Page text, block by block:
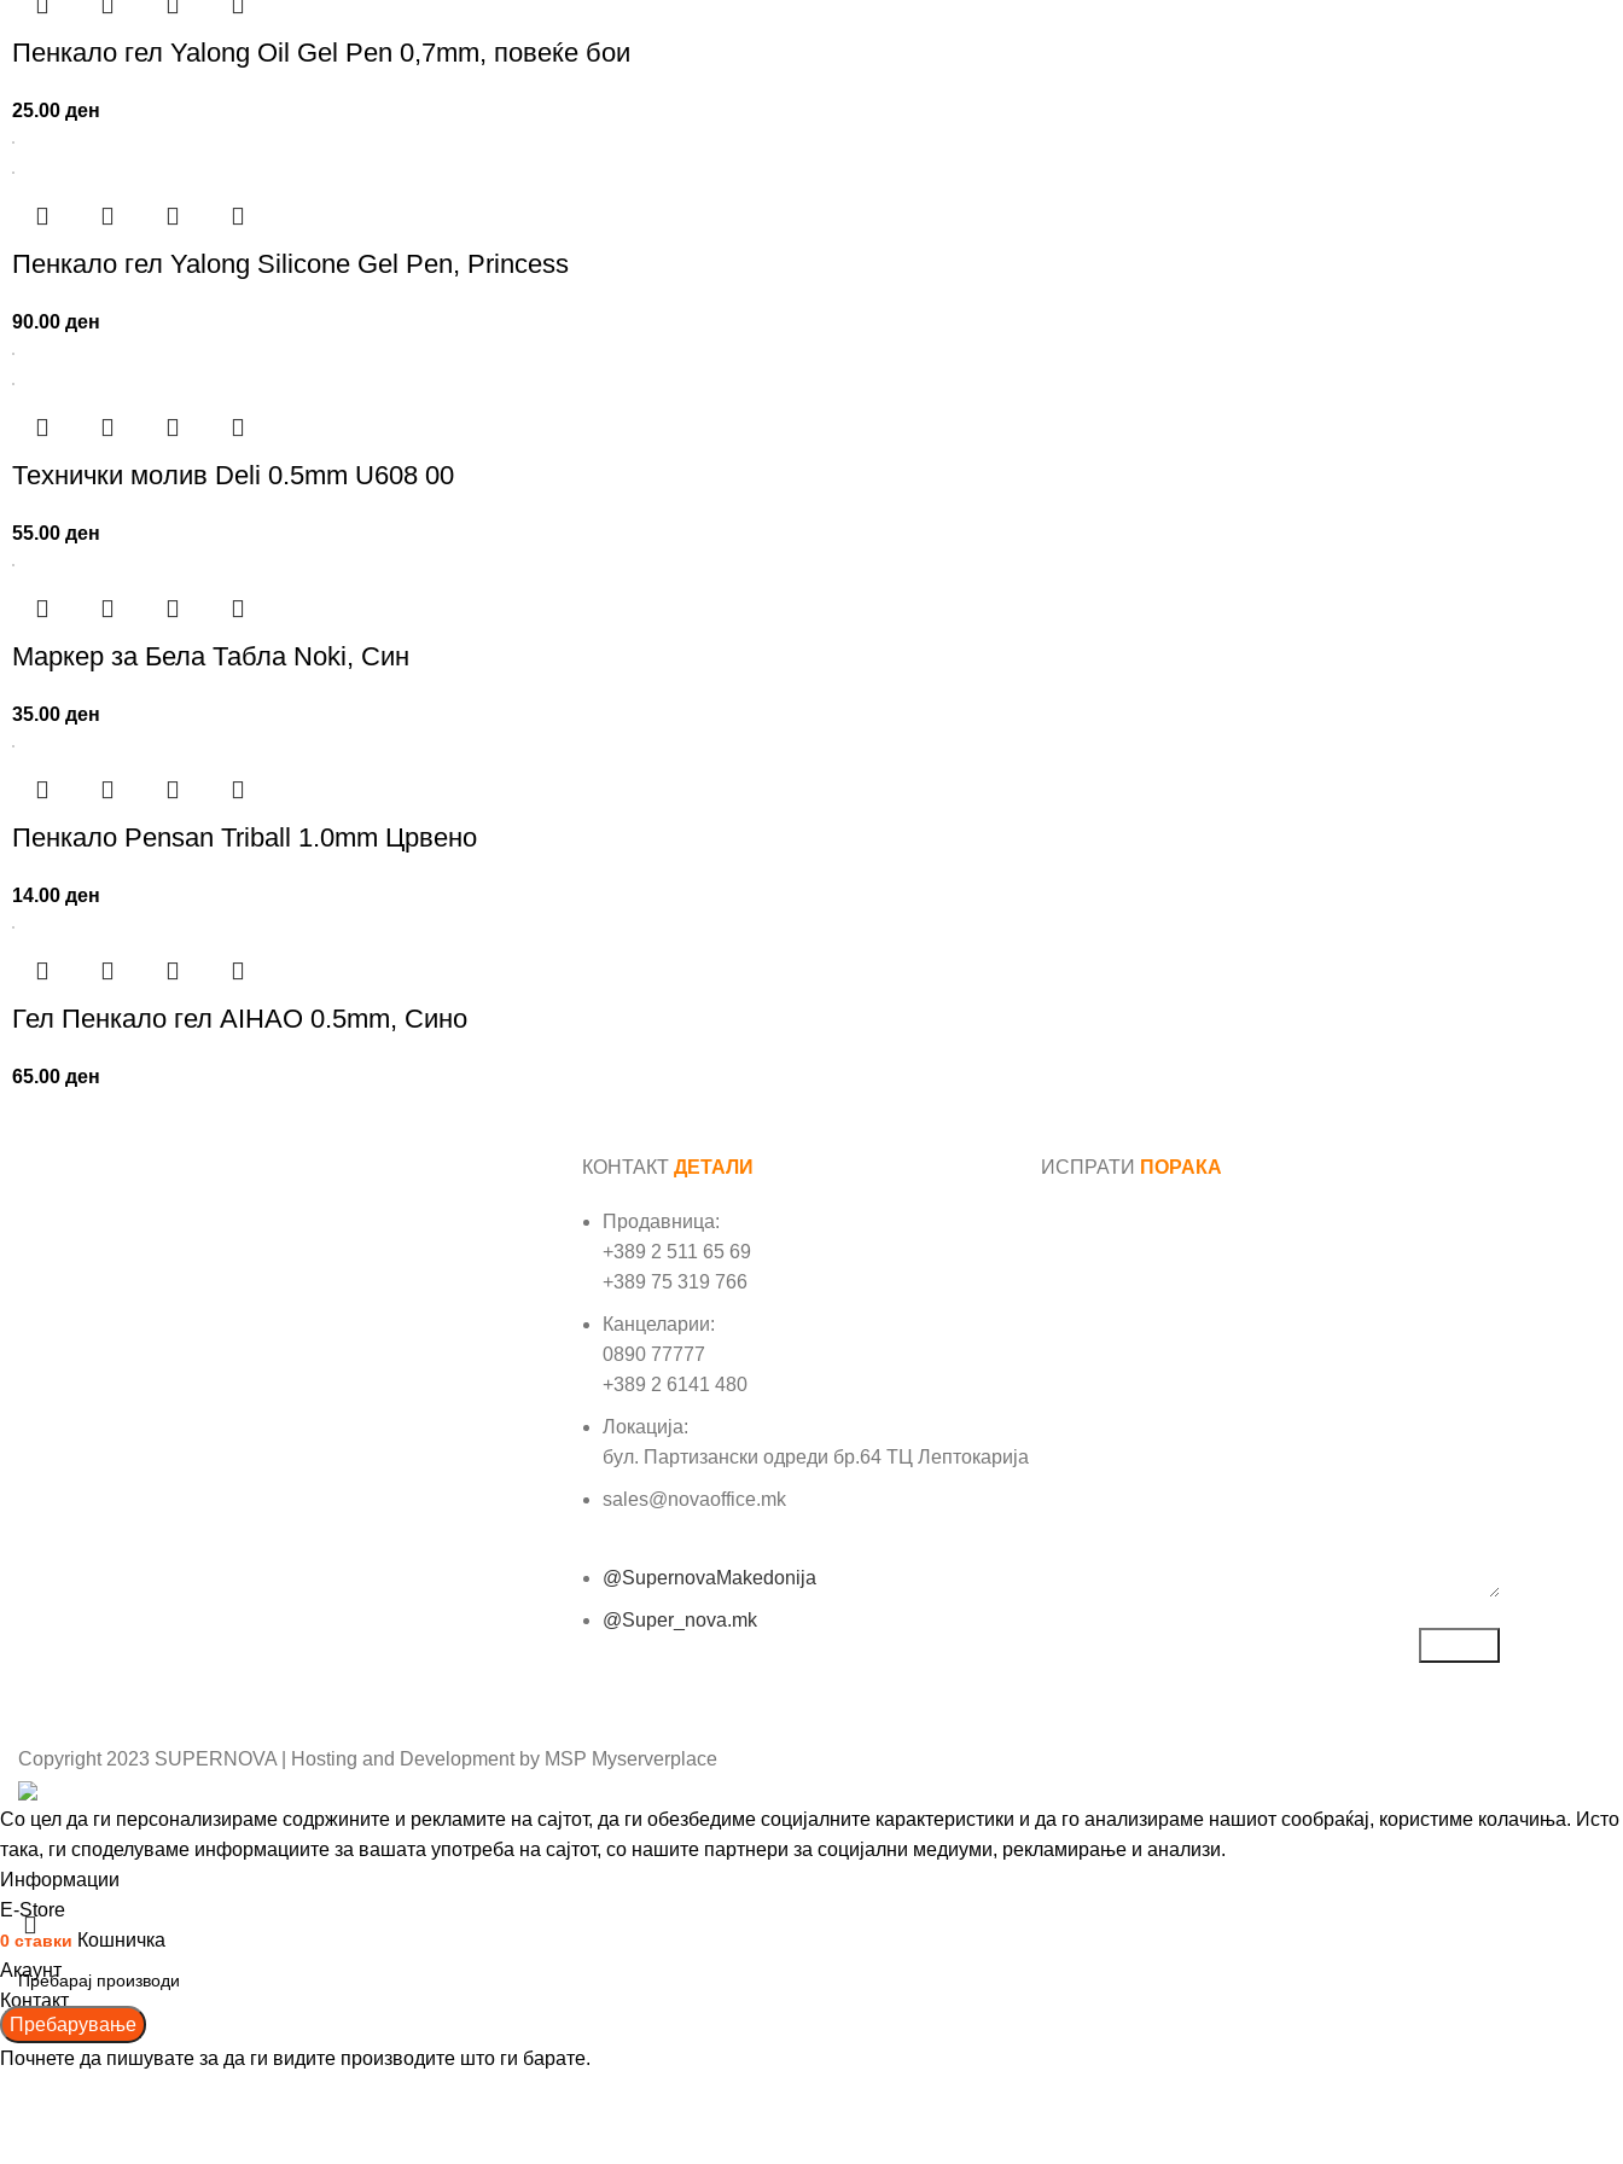
Пенкало гел Yalong Oil Gel Pen 0,7mm, повеќе бои
25.00ден
Пенкало гел Yalong Silicone Gel Pen, Princess
90.00ден
Технички молив Deli 0.5mm U608 00
55.00ден
Маркер за Бела Табла Noki, Син
35.00ден
Пенкало Pensan Triball 1.0mm Црвено
14.00ден
Гел Пенкало гел AIHAO 0.5mm, Сино
65.00ден
КОНТАКТ ДЕТАЛИ
Продавница:
+389 2 511 65 69
+389 75 319 766
Канцеларии:
0890 77777
+389 2 6141 480
Локација:
бул. Партизански одреди бр.64 ТЦ Лептокарија
sales@novaoffice.mk
@SupernovaMakedonija
@Super_nova.mk
ИСПРАТИ ПОРАКА
Copyright 2023 SUPERNOVA | Hosting and Development by MSP Myserverplace
Со цел да ги персонализираме содржините и рекламите на сајтот, да ги обезбедиме социјалните карактеристики и да го анализираме нашиот сообраќај, користиме колачиња. Исто
така, ги споделуваме информациите за вашата употреба на сајтот, со нашите партнери за социјални медиуми, рекламирање и анализи.
Информации
Пребарување
Почнете да пишувате за да ги видите производите што ги барате.
Е-Store
0 ставки Кошничка
Акаунт
Контакт